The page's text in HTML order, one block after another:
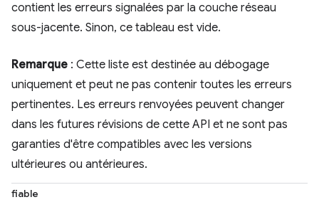
contient les erreurs signalées par la couche réseau
sous-jacente. Sinon, ce tableau est vide.
Remarque : Cette liste est destinée au débogage
uniquement et peut ne pas contenir toutes les erreurs
pertinentes. Les erreurs renvoyées peuvent changer
dans les futures révisions de cette API et ne sont pas
garanties d'être compatibles avec les versions
ultérieures ou antérieures.
fiable